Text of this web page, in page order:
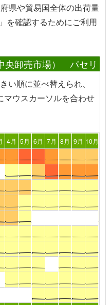
県や貿易国全体の出荷量
を確認するためにご利用
央卸売市場） パセリ
い順に並べ替えられ、
マウスカーソルを合わせ
4月 5月 6月 7月 8月 9月 10月